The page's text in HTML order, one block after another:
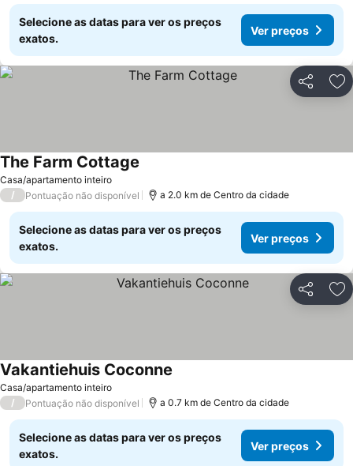
Selecione as datas para ver os preços
exatos.
Ver preços
Partilhar
Casa/apartamento inteiro
The Farm Cottage
/ Pontuação não disponível a 2.0 km de Centro da cidade
Selecione as datas para ver os preços
exatos.
Ver preços
Partilhar
Casa/apartamento inteiro
Vakantiehuis Coconne
/ Pontuação não disponível a 0.7 km de Centro da cidade
Selecione as datas para ver os preços
exatos.
Ver preços